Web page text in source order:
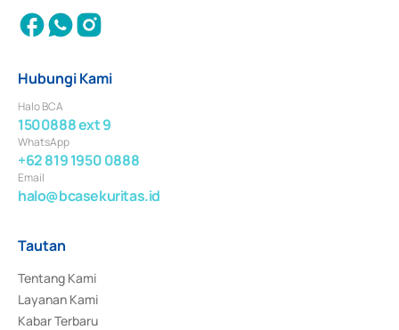
Hubungi Kami
Halo BCA
1500888 ext 9
WhatsApp
+62 819 1950 0888
Email
halo@bcasekuritas.id
Tautan
Tentang Kami
Layanan Kami
Kabar Terbaru